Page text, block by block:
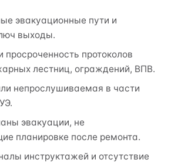
эвакуационные пути и
выходы.
просроченность протоколов
лестниц, ограждений, ВПВ.
непрослушиваемая в части
эвакуации, не
планировке после ремонта.
инструктажей и отсутствие